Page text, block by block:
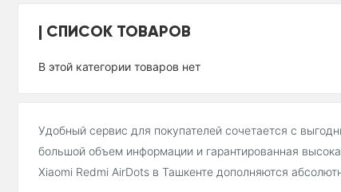
СПИСОК ТОВАРОВ
В этой категории товаров нет
Удобный сервис для покупателей сочетается с
большой объем информации и гарантированная
Xiaomi Redmi AirDots в Ташкенте дополняются